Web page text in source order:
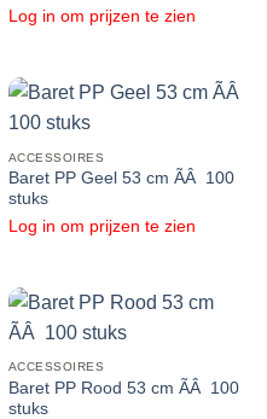
Log in om prijzen te zien
ACCESSOIRES
Baret PP Geel 53 cm ÃÂ 100
stuks
Log in om prijzen te zien
ACCESSOIRES
Baret PP Rood 53 cm ÃÂ 100
stuks